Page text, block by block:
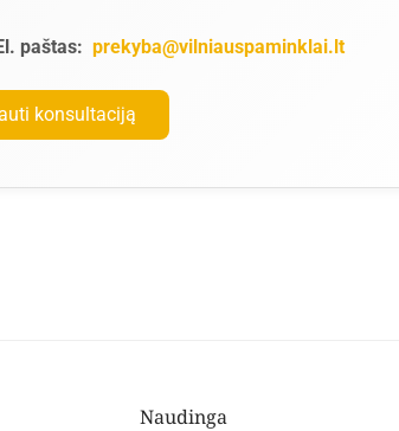
paštas: prekyba@vilniauspaminklai.lt
konsultaciją
Naudinga